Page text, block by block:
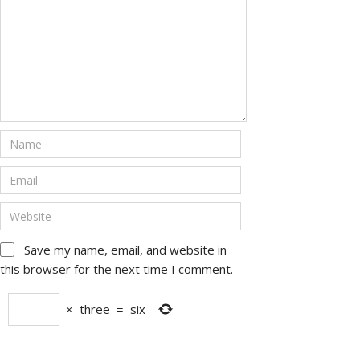
Save my name, email, and website in
this browser for the next time I comment.
× three = six